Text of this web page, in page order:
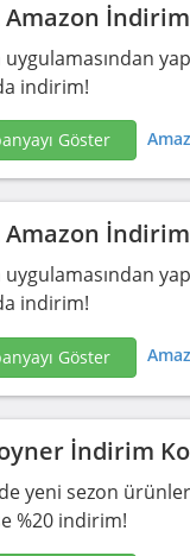
Amazon
indirim!
Göster
Amazon
indirim!
Göster
İndirim
yeni sezon
%20 indirim!